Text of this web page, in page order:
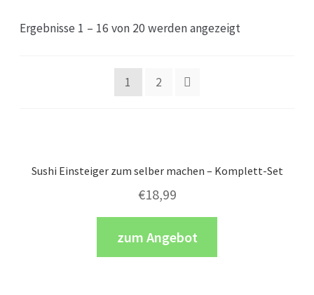
Ergebnisse 1 – 16 von 20 werden angezeigt
1 2
Sushi Einsteiger zum selber machen – Komplett-Set
€18,99
zum Angebot